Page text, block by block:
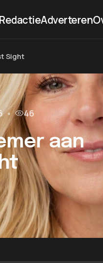
Adverteren
Sight
• 46
aan